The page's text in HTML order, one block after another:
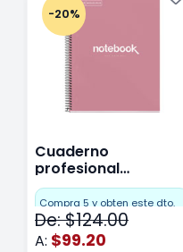
-20%
Cuaderno
profesional
Miquelrius Emotions
Cuadro Chico 80
hojas Rosa
Compra 5 y obten este dto.
De: $124.00
A: $99.20